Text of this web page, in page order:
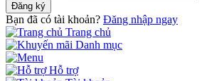
Đăng ký
Bạn đã có tài khoản? Đăng nhập ngay
Trang chủ
Danh mục
Hỗ trợ